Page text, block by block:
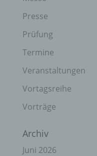
Presse
Prüfung
Termine
Veranstaltungen
Vortagsreihe
Vorträge
Archiv
Juni 2026